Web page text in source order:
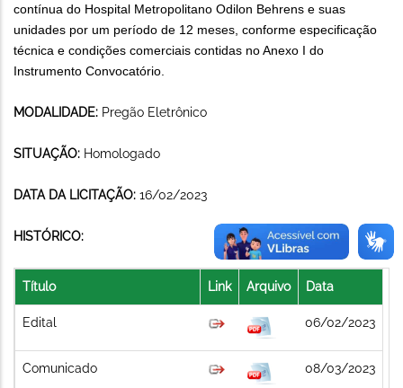
contínua do Hospital Metropolitano Odilon Behrens e suas
unidades por um período de 12 meses, conforme especificação
técnica e condições comerciais contidas no Anexo I do
Instrumento Convocatório.
MODALIDADE: Pregão Eletrônico
SITUAÇÃO: Homologado
DATA DA LICITAÇÃO: 16/02/2023
HISTÓRICO:
Título Link Arquivo Data
Edital 06/02/2023
Comunicado 08/03/2023